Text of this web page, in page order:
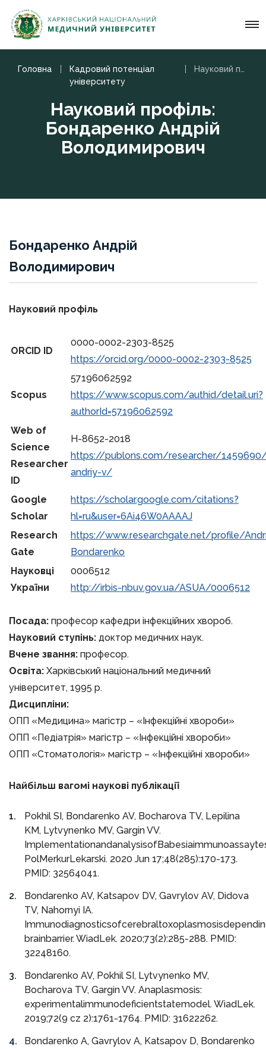
Головна
Кадровий потенціал
університету
Науковий профіль:
Бондаренко Андрій
Володимирович
Бондаренко Андрій
Володимирович
Науковий профіль
ORCID ID
0000-0002-2303-8525
https://orcid.org/0000-0002-2303-8525
Scopus
57196062592
https://www.scopus.com/authid/detail.uri?
authorId=57196062592
Web of
Science
Researcher
ID
H-8652-2018
https://publons.com/researcher/
andriy-v/
Google
Scholar
https://scholar.google.com/citations?
hl=ru&user=6Ai46W0AAAAJ
Research
Gate
https://www.researchgate.net/profile/
Bondarenko
Науковці
України
0006512
http://irbis-nbuv.gov.ua/ASUA/0006512
Посада: професор кафедри інфекційних хвороб.
Науковий ступінь: доктор медичних наук.
Вчене звання: професор.
Освіта: Харківський національний медичний
університет, 1995 р.
Дисципліни:
ОПП «Медицина» магістр – «Інфекційні хвороби»
ОПП «Педіатрія» магістр – «Інфекційні хвороби»
ОПП «Стоматологія» магістр – «Інфекційні хвороби»
Найбільш вагомі наукові публікації
Pokhil SI, Bondarenko AV, Bocharova TV, Lepilina
KM, Lytvynenko MV, Gargin VV.
PolMerkurLekarski. 2020 Jun 17;48(285):170-173.
PMID: 32564041.
Bondarenko AV, Katsapov DV, Gavrylov AV, Didova
TV, Nahornyi IA.
brainbarrier. WiadLek. 2020;73(2):285-288. PMID:
32248160.
Bondarenko AV, Pokhil SI, Lytvynenko MV,
Bocharova TV, Gargin VV. Anaplasmosis:
experimentalimmunodeficientstatemodel. WiadLek.
2019;72(9 cz 2):1761-1764. PMID: 31622262.
Bondarenko A, Gavrylov A, Katsapov D, Bondarenko